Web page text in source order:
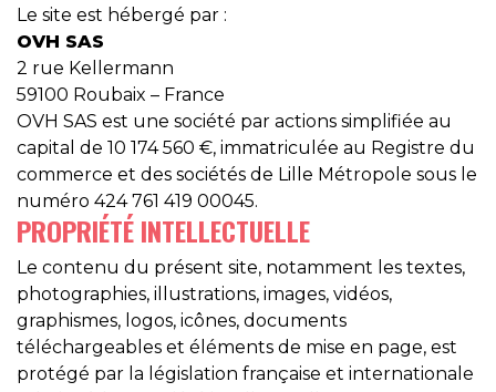
Le site est hébergé par :
OVH SAS
2 rue Kellermann
59100 Roubaix – France
OVH SAS est une société par actions simplifiée au
capital de 10 174 560 €, immatriculée au Registre du
commerce et des sociétés de Lille Métropole sous le
numéro 424 761 419 00045.
PROPRIÉTÉ INTELLECTUELLE
Le contenu du présent site, notamment les textes,
photographies, illustrations, images, vidéos,
graphismes, logos, icônes, documents
téléchargeables et éléments de mise en page, est
protégé par la législation française et internationale